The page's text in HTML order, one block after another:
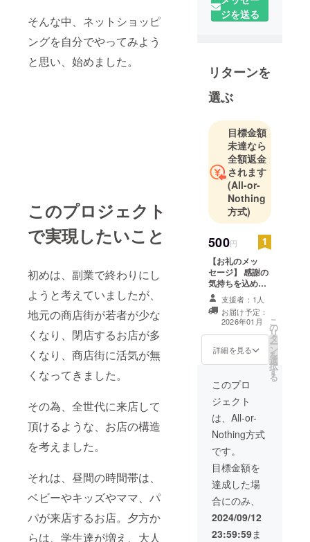
そんな中、ネットショッピ
ングを自分でやってみよう
と思い、始めました。
このプロジェクト
で実現したいこと
初めは、副業で終わりにし
ようと考えていましたが、
地元の商店街が若者が少な
くなり、閉店するお店が多
くなり、商店街に活気が無
くなってきました。
その為、全世代に来店して
頂けるような、お店の構造
を考えました。
それは、昼間の時間帯は、
ベビーやキッズやママ、パ
パが来店するお店。夕方か
らは、学生達が増え、大人
ジを送る
リターンを
選ぶ
目標金額
未達なら
全額返金
されます
(All-or-
Nothing
方式)
500円
【お礼のメッ
セージ】 感謝の
気持ちを込め
て、お礼のメッ
セージをお送り
します。
支援者：1人
お届け予定：
2026年01月
詳細を見る
こ
の
リ
タ
ー
ン
を
選
択
す
る
このプロ
ジェクト
は、All-or-
Nothing方式
です。
目標金額を
達成した場
合にのみ、
2024/09/12
23:59:59ま